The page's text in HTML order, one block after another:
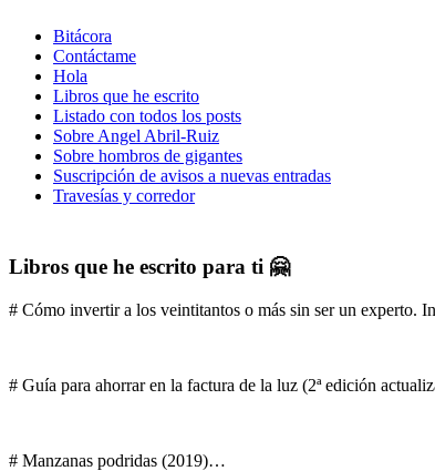
Bitácora
Contáctame
Hola
Libros que he escrito
Listado con todos los posts
Sobre Angel Abril-Ruiz
Sobre hombros de gigantes
Suscripción de avisos a nuevas entradas
Travesías y corredor
Libros que he escrito para ti 🤗
# Cómo invertir a los veintitantos o más sin ser un experto.
# Guía para ahorrar en la factura de la luz (2ª edición
# Manzanas podridas (2019)…